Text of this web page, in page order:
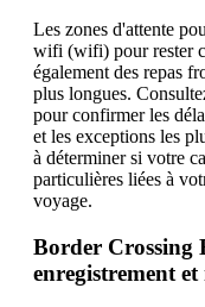
Les zones d'attente
wifi (wifi) pour rester
également des repas
plus longues.
pour confirmer les
et les exceptions les
à déterminer si votre
particulières liées à
voyage.
Border Crossing
enregistrement et